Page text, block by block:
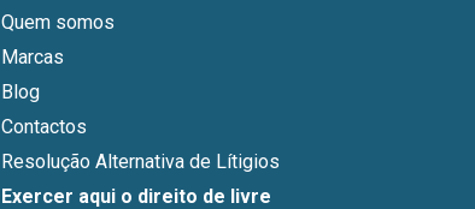
Quem somos
Marcas
Blog
Contactos
Resolução Alternativa de Lítigios
Exercer aqui o direito de livre